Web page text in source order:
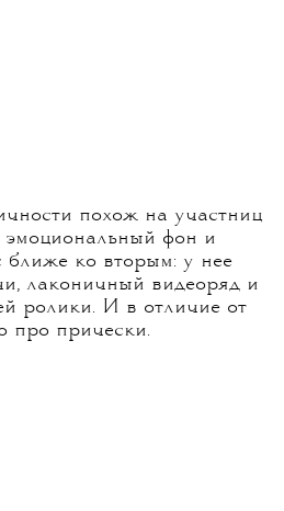
похож на участниц
эмоциональный фон и
ближе ко вторым: у нее
лаконичный видеоряд и
ролики. И в отличие от
про прически.